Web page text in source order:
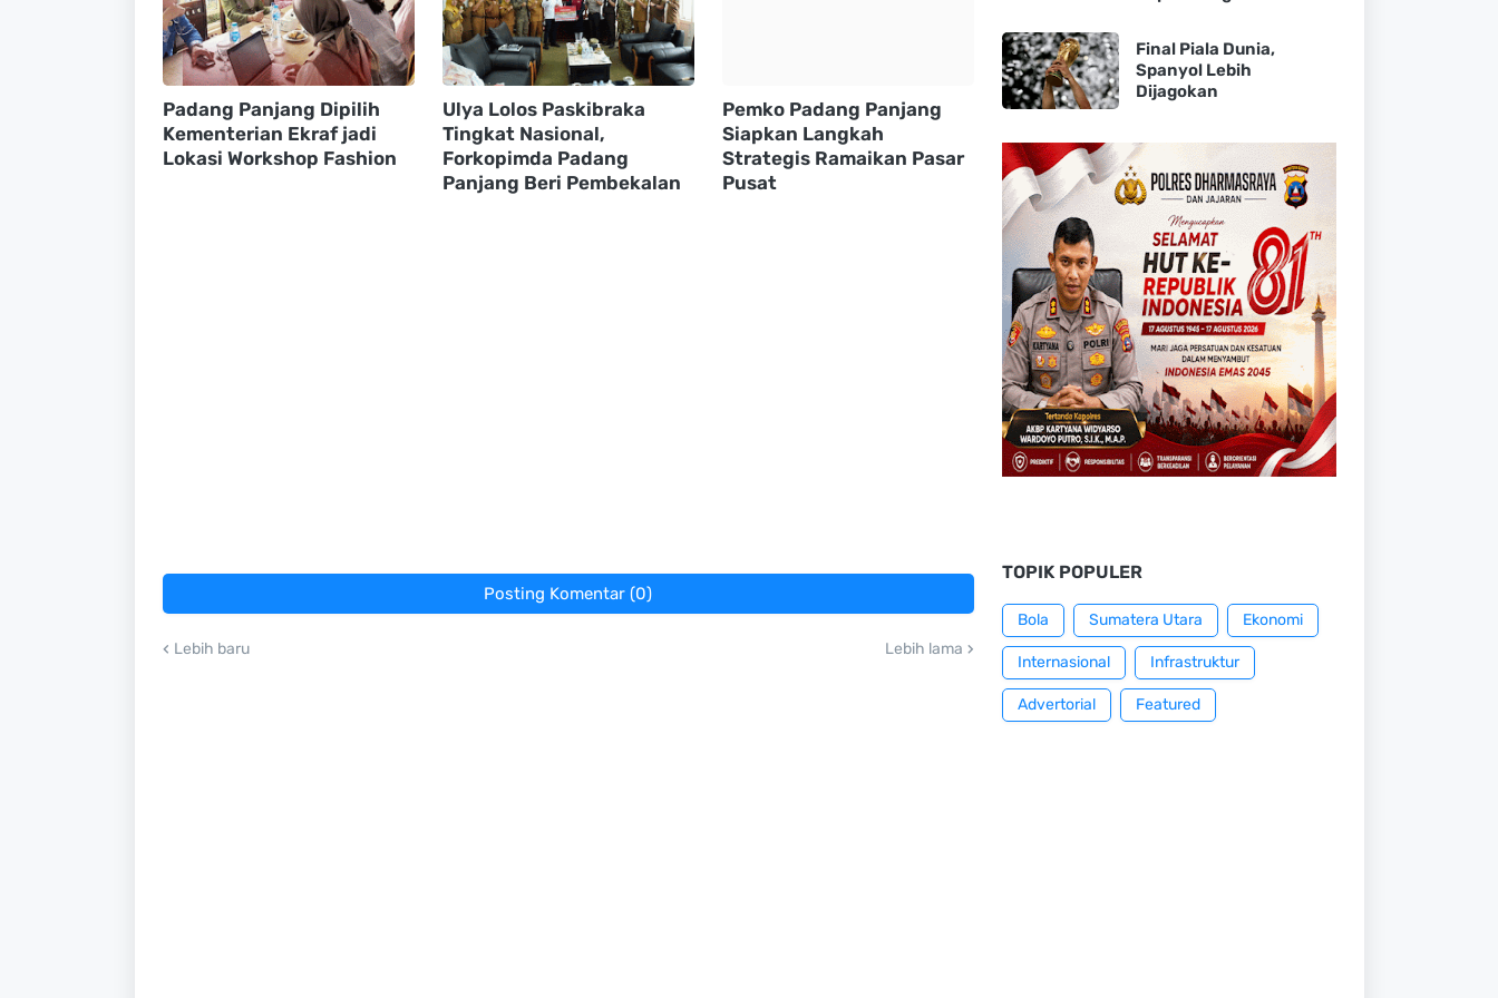
Padang Panjang Dipilih
Kementerian Ekraf jadi
Lokasi Workshop Fashion
Ulya Lolos Paskibraka
Tingkat Nasional,
Forkopimda Padang
Panjang Beri Pembekalan
Pemko Padang Panjang
Siapkan Langkah
Strategis Ramaikan Pasar
Pusat
Posting Komentar (0)
Lebih baru Lebih lama
Final Piala Dunia,
Spanyol Lebih
Dijagokan
TOPIK POPULER
Bola Sumatera Utara Ekonomi
Internasional Infrastruktur
Advertorial Featured